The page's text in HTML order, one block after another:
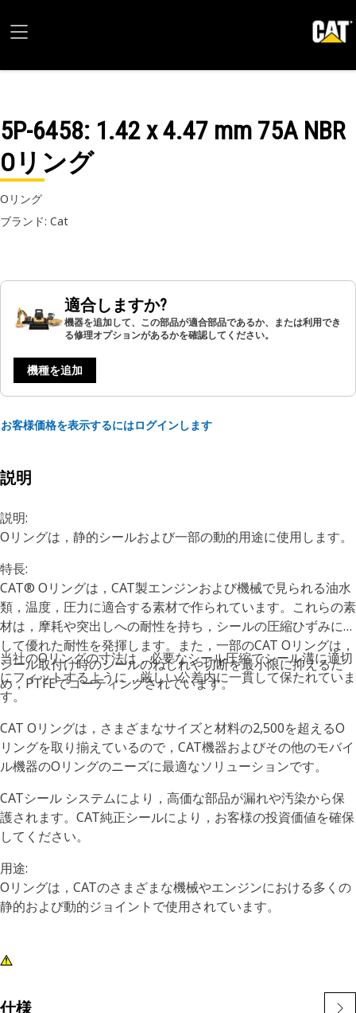
5P-6458: 1.42 x 4.47 mm 75A NBR
Oリング
Oリング
ブランド: Cat
適合しますか?
機器を追加して、この部品が適合部品であるか、または利用でき
る修理オプションがあるかを確認してください。
機種を追加
お客様価格を表示するにはログインします
説明
説明:
Oリングは，静的シールおよび一部の動的用途に使用します。
特長:
CAT® Oリングは，CAT製エンジンおよび機械で見られる油水
類，温度，圧力に適合する素材で作られています。これらの素
材は，摩耗や突出しへの耐性を持ち，シールの圧縮ひずみに対
して優れた耐性を発揮します。また，一部のCAT Oリングは，
シール取付け時のシールのねじれや切断を最小限に抑えるた
め，PTFEでコーティングされています。
当社のOリングの寸法は，必要なシール圧縮でシール溝に適切
にフィットするように，厳しい公差内に一貫して保たれていま
す。
CAT Oリングは，さまざまなサイズと材料の2,500を超えるO
リングを取り揃えているので，CAT機器およびその他のモバイ
ル機器のOリングのニーズに最適なソリューションです。
CATシール システムにより，高価な部品が漏れや汚染から保
護されます。CAT純正シールにより，お客様の投資価値を確保
してください。
用途:
Oリングは，CATのさまざまな機械やエンジンにおける多くの
静的および動的ジョイントで使用されています。
仕様